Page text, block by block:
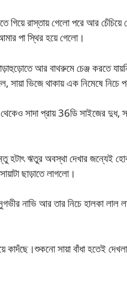
গিয়ে রাস্তায় গেলো পরে আর
পা স্থির হয়ে গেলো।
আর বাথরুমে চেঞ্জ করতে
সায়া ভিজে থাকায় এক নিমেষে নিচে
সাদা প্রায় 36ডি সাইজের
হটাৎ ঋতুর অবস্থা দেখার জন্যেই
ছাড়াতে লাগলো।
নাভি আর তার নিচে হালকা
কাদঁছে।শুকনো সায়া বাঁধা হতেই